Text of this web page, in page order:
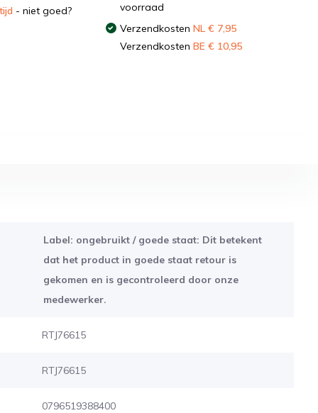
- niet goed?
voorraad
Verzendkosten NL € 7,95
Verzendkosten BE € 10,95
Label: ongebruikt / goede staat: Dit betekent
dat het product in goede staat retour is
gekomen en is gecontroleerd door onze
medewerker.
RTJ76615
RTJ76615
0796519388400